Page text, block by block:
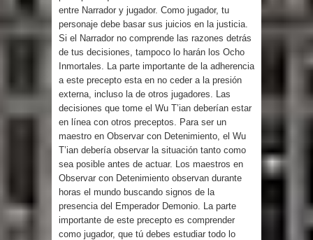
entre Narrador y jugador. Como jugador, tu
personaje debe basar sus juicios en la justicia.
Si el Narrador no comprende las razones detrás
de tus decisiones, tampoco lo harán los Ocho
Inmortales. La parte importante de la adherencia
a este precepto esta en no ceder a la presión
externa, incluso la de otros jugadores. Las
decisiones que tome el Wu T’ian deberían estar
en línea con otros preceptos. Para ser un
maestro en Observar con Detenimiento, el Wu
T’ian debería observar la situación tanto como
sea posible antes de actuar. Los maestros en
Observar con Detenimiento observan durante
horas el mundo buscando signos de la
presencia del Emperador Demonio. La parte
importante de este precepto es comprender
como jugador, que tú debes estudiar todo lo